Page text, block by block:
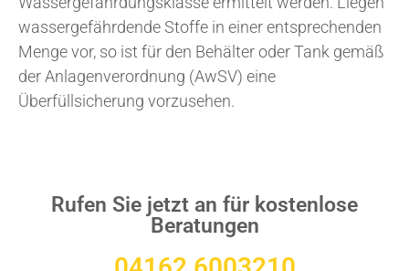
wassergefährdende Stoffe in einer entsprechenden
Menge vor, so ist für den Behälter oder Tank gemäß
der Anlagenverordnung (AwSV) eine
Überfüllsicherung vorzusehen.
Rufen Sie jetzt an für kostenlose
Beratungen